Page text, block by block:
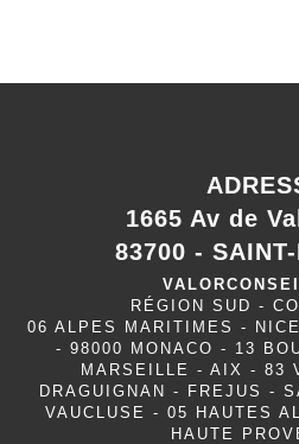
1665 Av de
83700 -
RÉGION SUD -
06 ALPES MARITIMES -
- 98000 MONACO - 13
MARSEILLE - AIX - 83
DRAGUIGNAN - FREJUS -
VAUCLUSE - 05 HAUTES
HAUTE